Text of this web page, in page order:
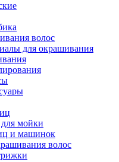
волос
для окрашивания
мойки
и машинок
волос